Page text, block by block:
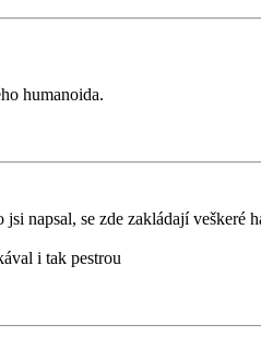
humanoida.
napsal, se zde zakládají
i tak pestrou